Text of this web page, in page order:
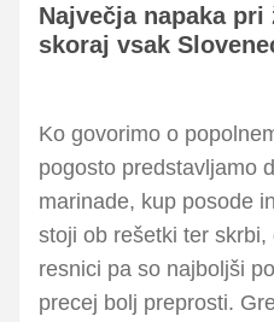
Največja napaka
skoraj vsak
Ko govorimo o
pogosto predstavljamo
marinade, kup posode
stoji ob rešetki ter
resnici pa so najboljši
precej bolj preprosti.